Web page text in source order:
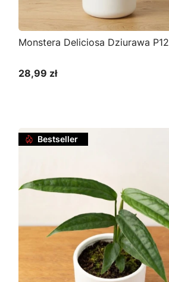
Monstera Deliciosa Dziurawa P12
Cena
28,99 zł
Bestseller